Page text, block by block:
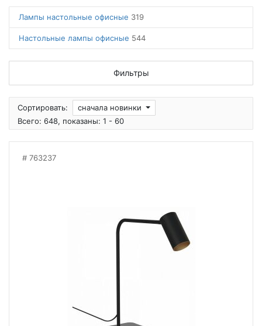
Лампы настольные офисные 319
Настольные лампы офисные 544
Фильтры
Сортировать:
сначала новинки
Всего: 648, показаны: 1 - 60
763237